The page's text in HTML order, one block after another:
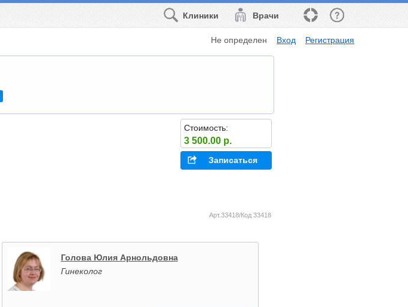
Врачи
Клиники
Не определен Вход Регистрация
Стоимость:
3 500.00 р.
Записаться
Арт.33418/Код 33418
Голова Юлия Арнольдовна
Гинеколог